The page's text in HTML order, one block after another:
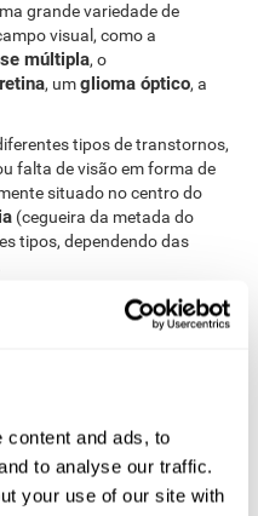
content and ads, to
to analyse our traffic.
your use of our site with
grande variedade de
visual, como a
múltipla, o
, umglioma óptico, a
tipos de transtornos,
falta de visão em forma de
situado no centro do
(cegueira da metada do
tipos, dependendo das
o campo
de desviar o olhar de
muitas das actividades
do nosso campo visual